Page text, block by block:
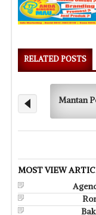
RELATED POSTS
Mantan
MOST VIEW